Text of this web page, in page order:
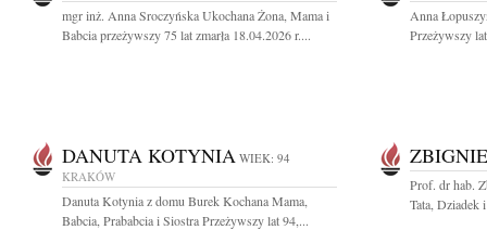
mgr inż. Anna Sroczyńska Ukochana Żona, Mama i
Babcia przeżywszy 75 lat zmarła 18.04.2026 r....
Anna
Przeżywszy
DANUTA KOTYNIA WIEK: 94
KRAKÓW
Danuta Kotynia z domu Burek Kochana Mama,
Babcia, Prababcia i Siostra Przeżywszy lat 94,...
Prof. dr hab.
Tata, Dziadek